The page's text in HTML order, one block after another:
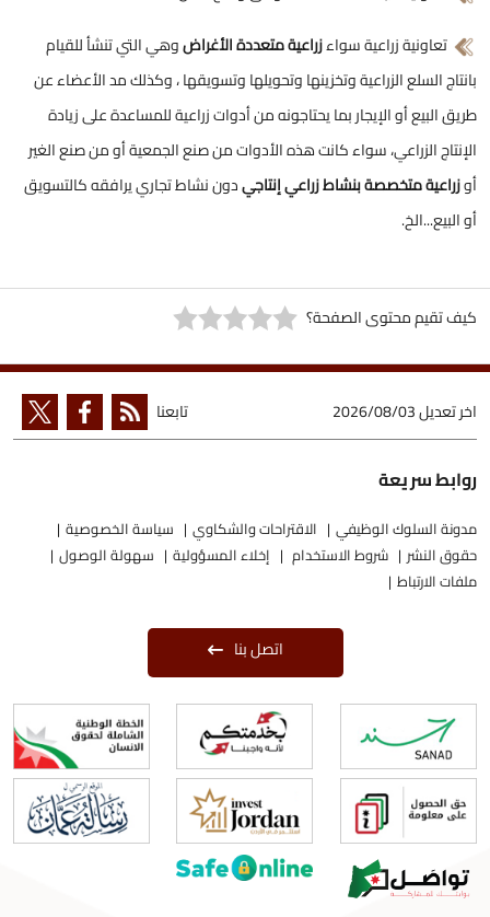
تعاونية زراعية سواءزراعية متعددة الأغراضوهي التي تنشأ للقيام
بانتاج السلع الزراعية وتخزينها وتحويلها وتسويقها ، وكذلك مد الأعضاء عن
طريق البيع أو الإيجار بما يحتاجونه من أدوات زراعية للمساعدة على زيادة
الإنتاج الزراعي، سواء كانت هذه الأدوات من صنع الجمعية أو من صنع الغير
أوزراعية متخصصة بنشاط زراعي إنتاجيدون نشاط تجاري يرافقه كالتسويق
أو البيع...الخ.
كيف تقيم محتوى الصفحة؟
اخر تعديل2026/08/03 تابعنا
روابط سريعة
مدونة السلوك الوظيفي الاقتراحات والشكاوي
سياسة الخصوصية
حقوق النشر
شروط الاستخدام إخلاء المسؤولية
سهولة الوصول
ملفات الارتباط
اتصل بنا